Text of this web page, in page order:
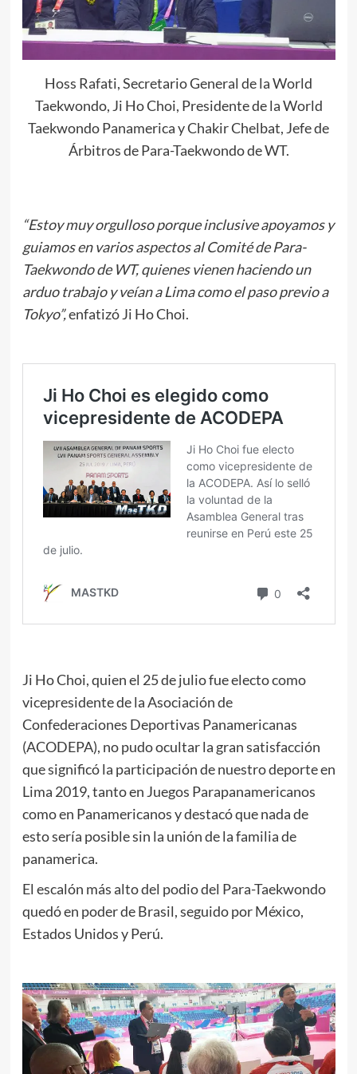
Hoss Rafati, Secretario General de la World
Taekwondo, Ji Ho Choi, Presidente de la World
Taekwondo Panamerica y Chakir Chelbat, Jefe de
Árbitros de Para-Taekwondo de WT.
“Estoy muy orgulloso porque inclusive apoyamos y
guiamos en varios aspectos al Comité de Para-
Taekwondo de WT, quienes vienen haciendo un
arduo trabajo y veían a Lima como el paso previo a
Tokyo”,enfatizó Ji Ho Choi.
Ji Ho Choi, quien el 25 de julio fue electo como
vicepresidente de la Asociación de
Confederaciones Deportivas Panamericanas
(ACODEPA), no pudo ocultar la gran satisfacción
que significó la participación de nuestro deporte en
Lima 2019, tanto en Juegos Parapanamericanos
como en Panamericanos y destacó que nada de
esto sería posible sin la unión de la familia de
panamerica.
El escalón más alto del podio del Para-Taekwondo
quedó en poder de Brasil, seguido por México,
Estados Unidos y Perú.